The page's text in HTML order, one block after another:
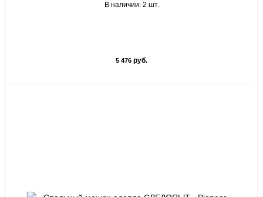
В наличии: 2 шт.
5 476 руб.